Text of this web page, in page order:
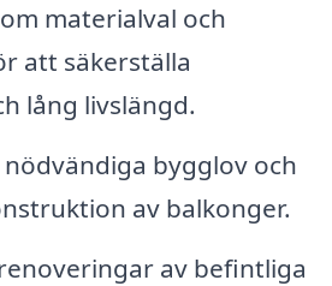
materialval och
att säkerställa
lång livslängd.
bygglov och
av balkonger.
av befintliga